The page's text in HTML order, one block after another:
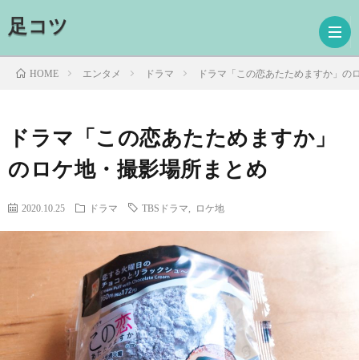
足コツ
HOME エンタメ ドラマ ドラマ「この恋あたためますか」の
ドラマ「この恋あたためますか」
のロケ地・撮影場所まとめ
2020.10.25 ドラマ TBSドラマ ロケ地